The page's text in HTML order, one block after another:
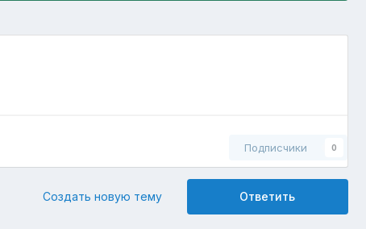
Подписчики 0
Ответить
Создать новую тему